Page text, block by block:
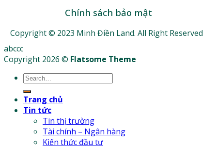
Chính sách bảo mật
Copyright © 2023 Minh Điền Land. All Right Reserved
abccc
Copyright 2026 © Flatsome Theme
Trang chủ
Tin tức
Tin thị trường
Tài chính – Ngân hàng
Kiến thức đầu tư